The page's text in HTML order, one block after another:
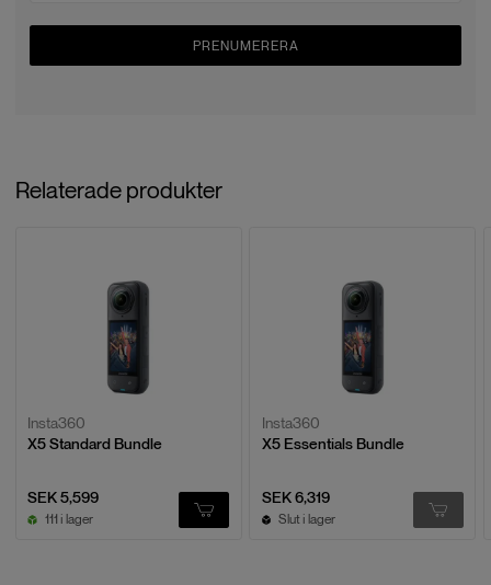
PRENUMERERA
Relaterade produkter
Insta360
X5 Standard Bundle
SEK 5,599
111 i lager
Insta360
X5 Essentials Bundle
SEK 6,319
Slut i lager